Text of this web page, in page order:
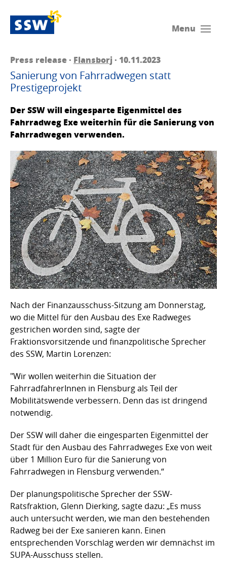
Menu
Press release · Flansborj· 10.11.2023
Sanierung von Fahrradwegen statt
Prestigeprojekt
Der SSW will eingesparte Eigenmittel des
Fahrradweg Exe weiterhin für die Sanierung von
Fahrradwegen verwenden.
Nach der Finanzausschuss-Sitzung am Donnerstag,
wo die Mittel für den Ausbau des Exe Radweges
gestrichen worden sind, sagte der
Fraktionsvorsitzende und finanzpolitische Sprecher
des SSW, Martin Lorenzen:
"Wir wollen weiterhin die Situation der
FahrradfahrerInnen in Flensburg als Teil der
Mobilitätswende verbessern. Denn das ist dringend
notwendig.
Der SSW will daher die eingesparten Eigenmittel der
Stadt für den Ausbau des Fahrradweges Exe von weit
über 1 Million Euro für die Sanierung von
Fahrradwegen in Flensburg verwenden.“
Der planungspolitische Sprecher der SSW-
Ratsfraktion, Glenn Dierking, sagte dazu: „Es muss
auch untersucht werden, wie man den bestehenden
Radweg bei der Exe sanieren kann. Einen
entsprechenden Vorschlag werden wir demnächst im
SUPA-Ausschuss stellen.